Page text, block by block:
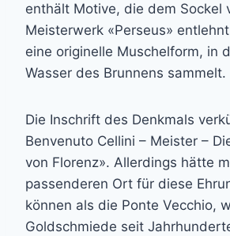
enthält Motive, die dem Sockel
Meisterwerk «Perseus»
eine originelle Muschelform, in
Wasser des Brunnens sammelt.
Die Inschrift des Denkmals
Benvenuto Cellini – Meister –
von Florenz». Allerdings hätte
passenderen Ort für diese
können als die Ponte Vecchio,
Goldschmiede seit